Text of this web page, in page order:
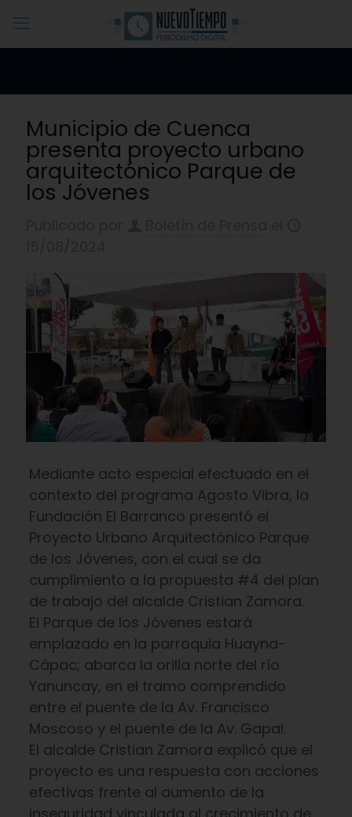
Municipio de Cuenca
presenta proyecto urbano
arquitectónico Parque de
los Jóvenes
Mediante acto especial efectuado en el
contexto del programa Agosto Vibra, la
Fundación El Barranco presentó el
Proyecto Urbano Arquitectónico Parque
de los Jóvenes, con el cual se da
cumplimiento a la propuesta #4 del plan
de trabajo del alcalde Cristian Zamora.
El Parque de los Jóvenes estará
emplazado en la parroquia Huayna-
Cápac; abarca la orilla norte del río
Yanuncay, en el tramo comprendido
entre el puente de la Av. Francisco
Moscoso y el puente de la Av. Gapal.
El alcalde Cristian Zamora explicó que el
proyecto es una respuesta con acciones
efectivas frente al aumento de la